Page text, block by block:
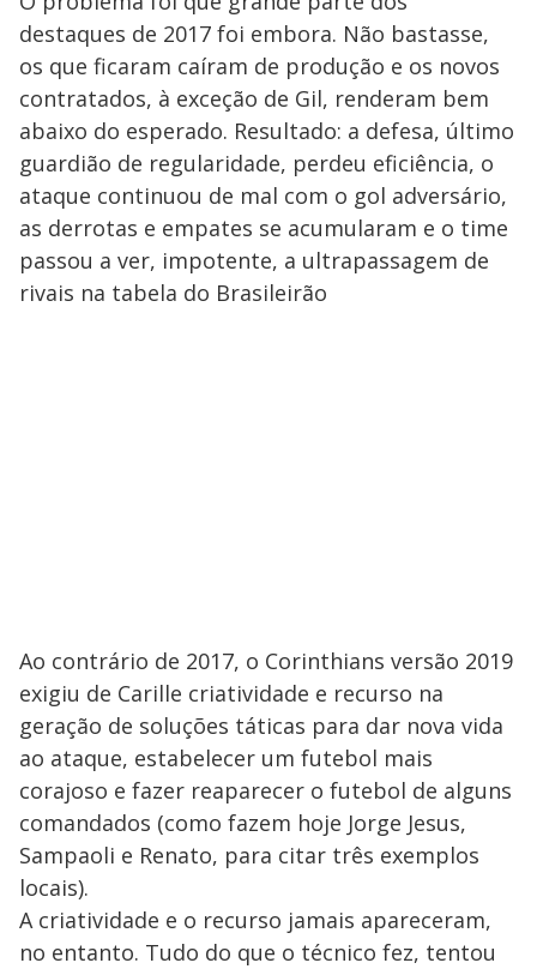
destaques de 2017 foi embora. Não bastasse,
os que ficaram caíram de produção e os novos
contratados, à exceção de Gil, renderam bem
abaixo do esperado. Resultado: a defesa, último
guardião de regularidade, perdeu eficiência, o
ataque continuou de mal com o gol adversário,
as derrotas e empates se acumularam e o time
passou a ver, impotente, a ultrapassagem de
rivais na tabela do Brasileirão
Ao contrário de 2017, o Corinthians versão 2019
exigiu de Carille criatividade e recurso na
geração de soluções táticas para dar nova vida
ao ataque, estabelecer um futebol mais
corajoso e fazer reaparecer o futebol de alguns
comandados (como fazem hoje Jorge Jesus,
Sampaoli e Renato, para citar três exemplos
locais).
A criatividade e o recurso jamais apareceram,
no entanto. Tudo do que o técnico fez, tentou